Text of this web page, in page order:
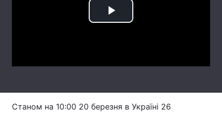
Play
Станом на 10:00 20 березня в Україні 26